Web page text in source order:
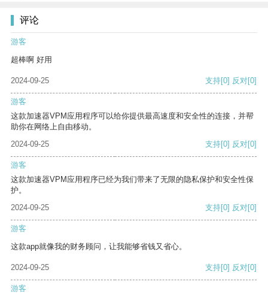
评论
游客
超棒啊 好用
2024-09-25 支持[0] 反对[0]
游客
这款加速器VPM应用程序可以给你提供最高速度和安全性的连接，并帮
助你在网络上自由移动。
2024-09-25
支持[0] 反对[0]
游客
这款加速器VPM应用程序已经为我们带来了无限的隐私保护和安全性保
护。
2024-09-25
支持[0] 反对[0]
游客
这款app就像我的财务顾问，让我能够省钱又省心。
2024-09-25 支持[0] 反对[0]
游客